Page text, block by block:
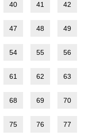
40 41 42
47 48 49
54 55 56
61 62 63
68 69 70
75 76 77